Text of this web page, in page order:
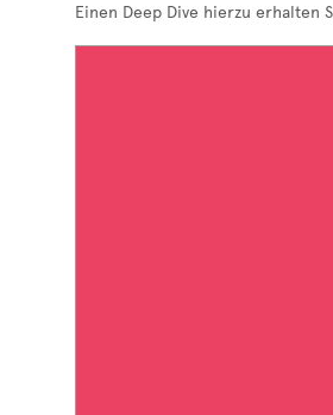
Einen Deep Dive hierzu erhalten